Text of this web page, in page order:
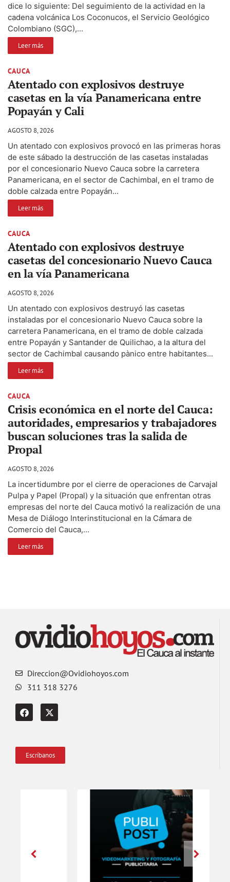
dice lo siguiente: Del seguimiento de la actividad en la
cadena volcánica Los Coconucos, el Servicio Geológico
Colombiano (SGC),...
Leer más
CAUCA
Atentado con explosivos destruye
casetas en la vía Panamericana entre
Popayán y Cali
AGOSTO 8, 2026
Un atentado con explosivos provocó en las primeras horas
de este sábado la destrucción de las casetas instaladas
por el concesionario Nuevo Cauca sobre la carretera
Panamericana, en el sector de Cachimbal, en el tramo de
doble calzada entre Popayán...
Leer más
CAUCA
Atentado con explosivos destruye
casetas del concesionario Nuevo Cauca
en la vía Panamericana
AGOSTO 8, 2026
Un atentado con explosivos destruyó las casetas
instaladas por el concesionario Nuevo Cauca sobre la
carretera Panamericana, en el tramo de doble calzada
entre Popayán y Santander de Quilichao, a la altura del
sector de Cachimbal causando pànico entre habitantes...
Leer más
CAUCA
Crisis económica en el norte del Cauca:
autoridades, empresarios y trabajadores
buscan soluciones tras la salida de
Propal
AGOSTO 8, 2026
La incertidumbre por el cierre de operaciones de Carvajal
Pulpa y Papel (Propal) y la situación que enfrentan otras
empresas del norte del Cauca motivó la realización de una
Mesa de Diálogo Interinstitucional en la Cámara de
Comercio del Cauca,...
Leer más
Direccion@Ovidiohoyos.com
311 318 3276
Escríbanos